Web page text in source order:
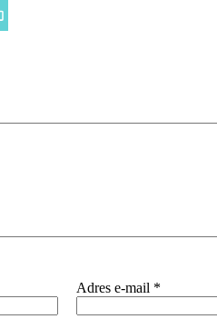
Adres e-mail *